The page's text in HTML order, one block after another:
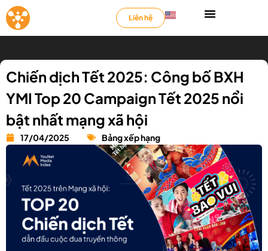
Liên hệ
Chiến dịch Tết 2025: Công bố BXH
YMI Top 20 Campaign Tết 2025 nổi
bật nhất mạng xã hội
17/04/2025 Bảng xếp hạng